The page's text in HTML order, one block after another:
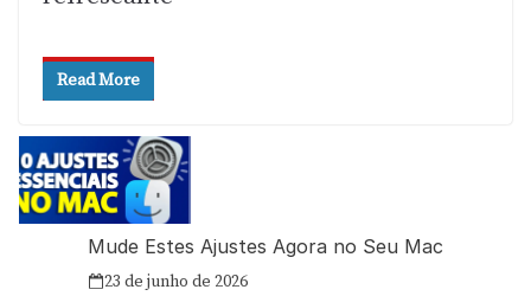
Read More
Mude Estes Ajustes Agora no Seu Mac
23 de junho de 2026